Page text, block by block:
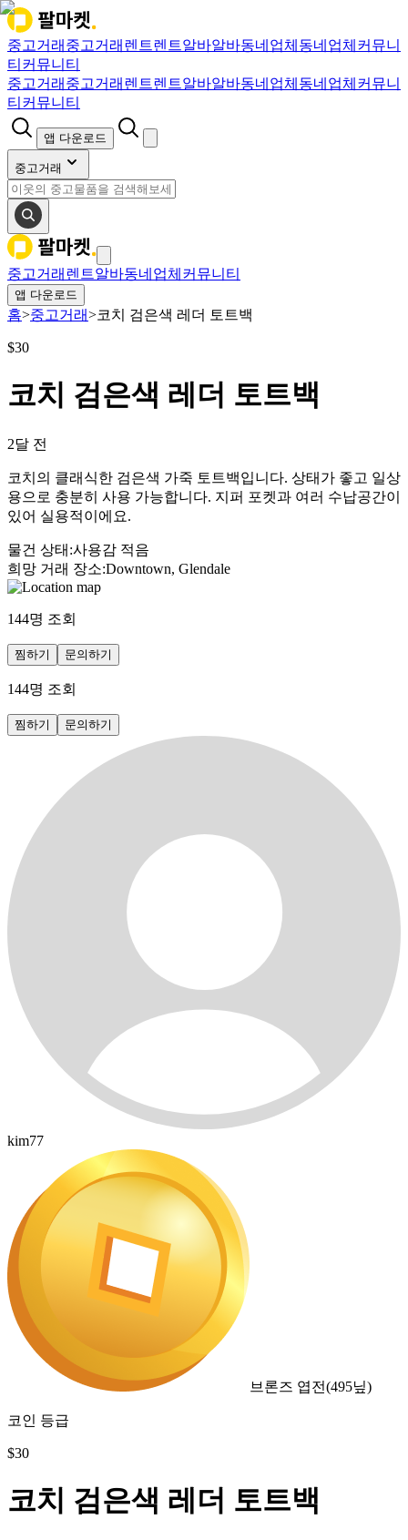
중고거래 중고거래 렌트렌트알바알바동네업체 동네업체 커뮤니
티 커뮤니티
중고거래 중고거래 렌트렌트알바알바동네업체 동네업체 커뮤니
티 커뮤니티
앱 다운로드
중고거래
중고거래 렌트알바동네업체 커뮤니티
앱 다운로드
홈>중고거래>코치 검은색 레더 토트백
$30
코치 검은색 레더 토트백
2달 전
코치의 클래식한 검은색 가죽 토트백입니다. 상태가 좋고 일상
용으로 충분히 사용 가능합니다. 지퍼 포켓과 여러 수납공간이
있어 실용적이에요.
물건 상태 :사용감 적음
희망 거래 장소:Downtown, Glendale
144명 조회
찜하기 문의하기
144명 조회
찜하기 문의하기
kim77
브론즈 엽전(495닢)
코인 등급
$30
코치 검은색 레더 토트백